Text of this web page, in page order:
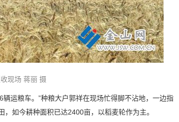
现场 蒋丽 摄
运粮车。”种粮大户郭祥在现场忙得脚不沾地，一边指
如今耕种面积已达2400亩，以稻麦轮作为主。